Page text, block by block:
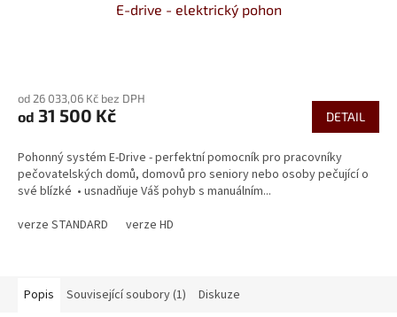
E-drive - elektrický pohon
produktu
je
z
5
hvězdiček.
od 26 033,06 Kč bez DPH
od 31 500 Kč DETAIL
Pohonný systém E-Drive - perfektní pomocník pro pracovníky
pečovatelských domů, domovů pro seniory nebo osoby pečující o
své blízké • usnadňuje Váš pohyb s manuálním...
verze STANDARD
verze HD
Popis Související soubory (1) Diskuze